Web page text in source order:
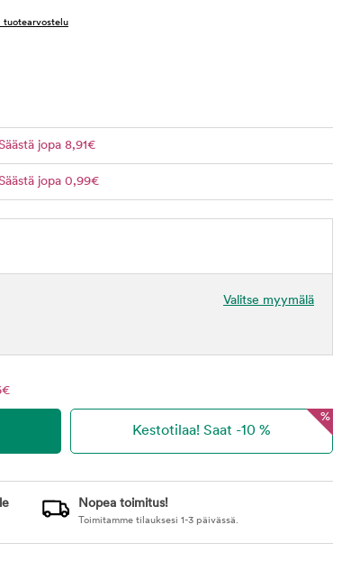
tuotearvostelu
jopa 8,91€
jopa 0,99€
Valitse myymälä
%
Nopea toimitus!
Toimitamme tilauksesi 1-3 päivässä.